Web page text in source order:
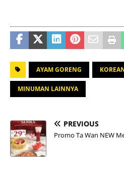
AYAM GORENG
MINUMAN LAINNYA
PREVIOUS
Promo Ta Wan NEW